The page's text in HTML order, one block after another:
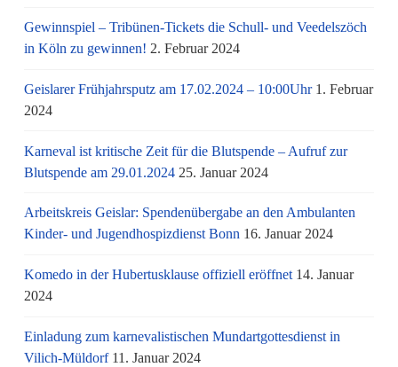
Gewinnspiel – Tribünen-Tickets die Schull- und Veedelszöch
in Köln zu gewinnen! 2. Februar 2024
Geislarer Frühjahrsputz am 17.02.2024 – 10:00Uhr 1. Februar
2024
Karneval ist kritische Zeit für die Blutspende – Aufruf zur
Blutspende am 29.01.2024 25. Januar 2024
Arbeitskreis Geislar: Spendenübergabe an den Ambulanten
Kinder- und Jugendhospizdienst Bonn 16. Januar 2024
Komedo in der Hubertusklause offiziell eröffnet 14. Januar
2024
Einladung zum karnevalistischen Mundartgottesdienst in
Vilich-Müldorf 11. Januar 2024